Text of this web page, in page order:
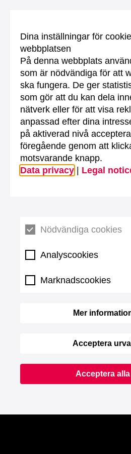
Dina inställningar för
webbplatsen
På denna webbplats
som är nödvändiga för att
ska fungera. De ger
som gör att du kan dela
nätverk eller för att visa
anpassad efter dina
på aktiverad nivå
föregående genom att
motsvarande knapp.
Data privacy
Legal
Nödvändiga cookies
Analyscookies
Marknadscookies
Mer
Acceptera urval
Acceptera alla